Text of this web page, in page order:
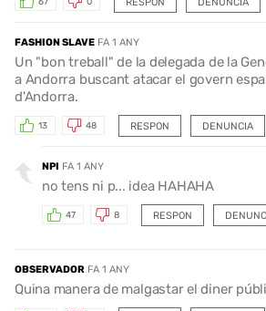
FASHION SLAVE FA 1 ANY
Un "bon treball" de la delegada de la
a Andorra buscant atacar el govern
d'Andorra.
RESPON
13 48 DENUNCIA
NPI FA 1 ANY
no tens ni p... idea HAHAHA
RESPON
47 8
OBSERVADOR FA 1 ANY
Quina manera de malgastar el diner